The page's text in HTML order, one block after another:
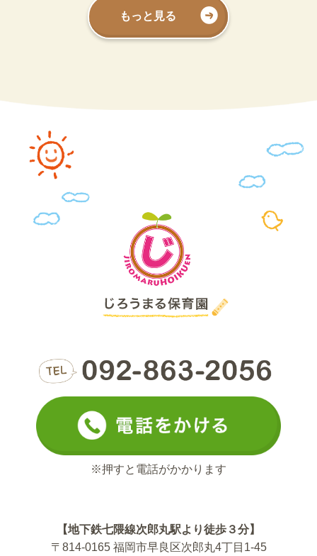
もっと見る
※押すと電話がかかります
【地下鉄七隈線次郎丸駅より徒歩３分】
〒814-0165 福岡市早良区次郎丸4丁目1-45